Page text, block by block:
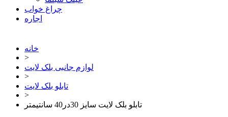
چراغ خواب
اجاره
خانه
>
لوازم جانبی بلک لایت
>
تابلو بلک لایت
>
تابلو بلک لایت سایز 30در40 سانتیمتر